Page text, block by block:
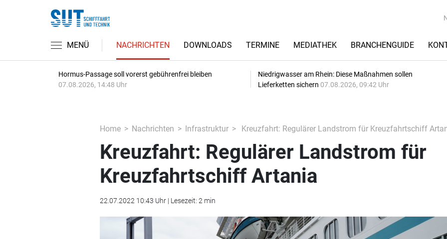
MENÜ NACHRICHTEN DOWNLOADS TERMINE MEDIATHEK BRANCHENGUIDE
Hormus-Passage soll vorerst gebührenfrei bleiben
07.08.2026, 14:48 Uhr
Niedrigwasser am Rhein: Diese Maßnahmen sollen
Lieferketten sichern 07.08.2026, 09:42 Uhr
Home Nachrichten Infrastruktur Kreuzfahrt: Regulärer Landstrom für Kreuzfahrtschiff
Kreuzfahrt: Regulärer Landstrom für
Kreuzfahrtschiff Artania
22.07.2022 10:43 Uhr | Lesezeit: 2 min